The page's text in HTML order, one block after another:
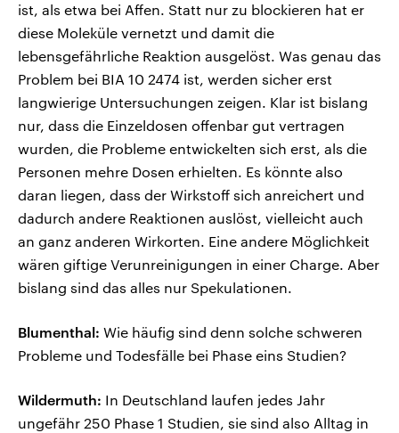
ist, als etwa bei Affen. Statt nur zu blockieren hat er
diese Moleküle vernetzt und damit die
lebensgefährliche Reaktion ausgelöst. Was genau das
Problem bei BIA 10 2474 ist, werden sicher erst
langwierige Untersuchungen zeigen. Klar ist bislang
nur, dass die Einzeldosen offenbar gut vertragen
wurden, die Probleme entwickelten sich erst, als die
Personen mehre Dosen erhielten. Es könnte also
daran liegen, dass der Wirkstoff sich anreichert und
dadurch andere Reaktionen auslöst, vielleicht auch
an ganz anderen Wirkorten. Eine andere Möglichkeit
wären giftige Verunreinigungen in einer Charge. Aber
bislang sind das alles nur Spekulationen.
Blumenthal: Wie häufig sind denn solche schweren
Probleme und Todesfälle bei Phase eins Studien?
Wildermuth: In Deutschland laufen jedes Jahr
ungefähr 250 Phase 1 Studien, sie sind also Alltag in